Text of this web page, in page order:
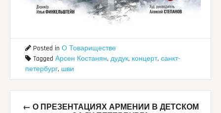
Posted in О Товариществе
Tagged Арсен Костанян, дудук, концерт, санкт-
петербург, шви
Post
← О ПРЕЗЕНТАЦИЯХ АРМЕНИИ В ДЕТСКОМ